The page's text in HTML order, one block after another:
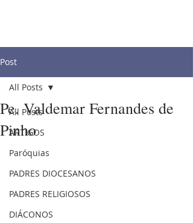
Post
All Posts
ARTIGOS
Paróquias
PADRES DIOCESANOS
PADRES RELIGIOSOS
DIÁCONOS
All Posts
Pe. Valdemar Fernandes de
Pinho